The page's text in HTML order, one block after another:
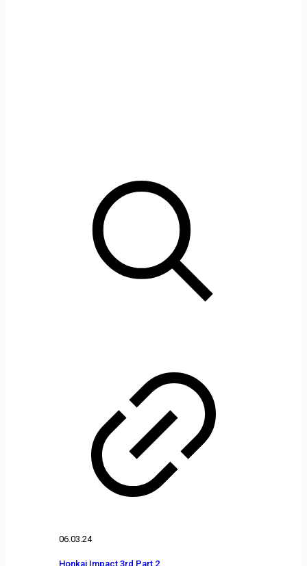
06.03.24
Honkai Impact 3rd Part 2